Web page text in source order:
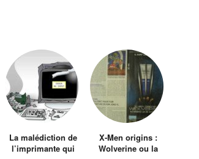
La malédiction de
l’imprimante qui
X-Men origins :
Wolverine ou la